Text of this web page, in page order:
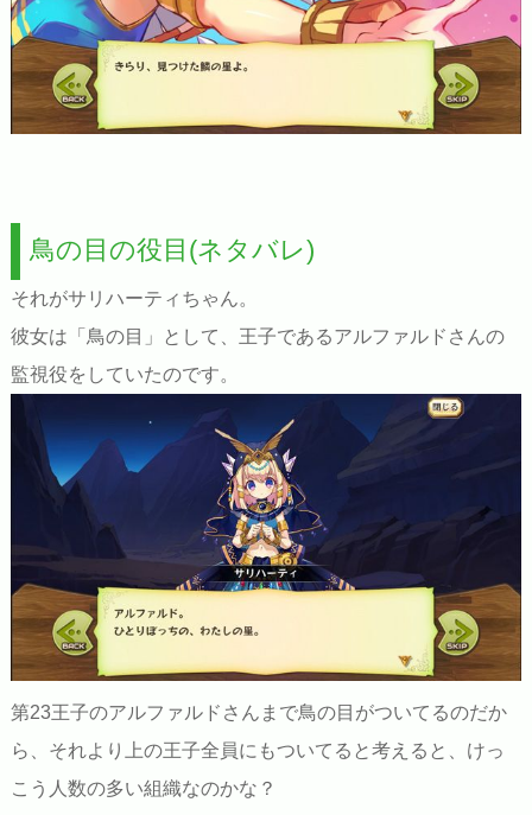
鳥の目の役目(ネタバレ)
それがサリハーティちゃん。
彼女は「鳥の目」として、王子であるアルファルドさんの
監視役をしていたのです。
第23王子のアルファルドさんまで鳥の目がついてるのだか
ら、それより上の王子全員にもついてると考えると、けっ
こう人数の多い組織なのかな？